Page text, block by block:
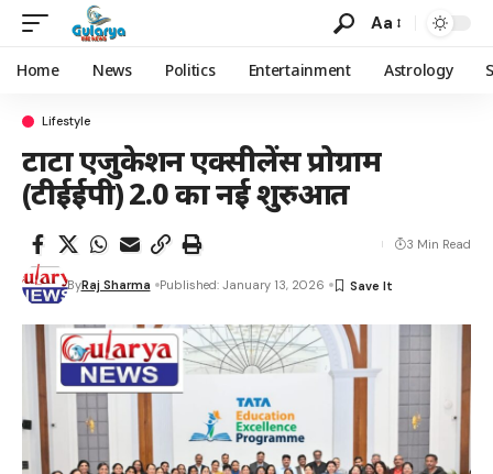
Aa
Home News Politics Entertainment Astrology
Lifestyle
टाटा एजुकेशन एक्सीलेंस प्रोग्राम
(टीईईपी) 2.0 का नई शुरुआत
ByRaj Sharma Published: January 13, 2026
3 Min Read